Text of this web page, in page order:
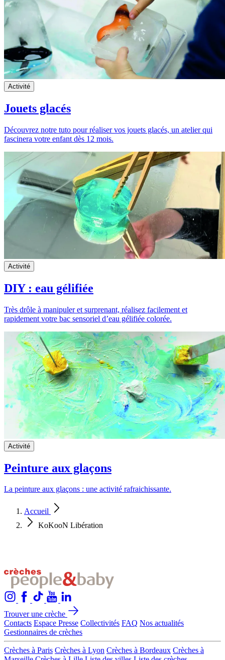
Activité
Jouets glacés
Découvrez notre tuto pour réaliser vos jouets glacés, un atelier qui
fascinera votre enfant dès 12 mois.
Activité
DIY : eau gélifiée
Très drôle à manipuler et surprenant, réalisez facilement et
rapidement votre bac sensoriel d’eau gélifiée colorée.
Activité
Peinture aux glaçons
La peinture aux glaçons : une activité rafraichissante.
Accueil
KoKooN Libération
Trouver une crèche
Contacts Espace Presse Collectivités FAQ Nos actualités
Gestionnaires de crèches
Crèches à Paris Crèches à Lyon Crèches à Bordeaux Crèches à